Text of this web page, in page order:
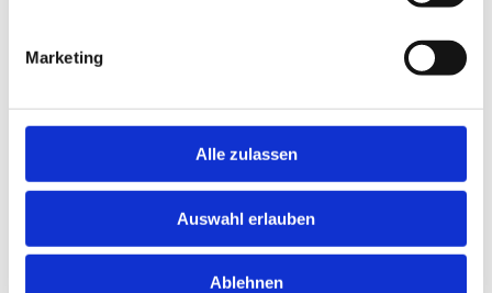
Marketing
Alle zulassen
Auswahl erlauben
Ablehnen